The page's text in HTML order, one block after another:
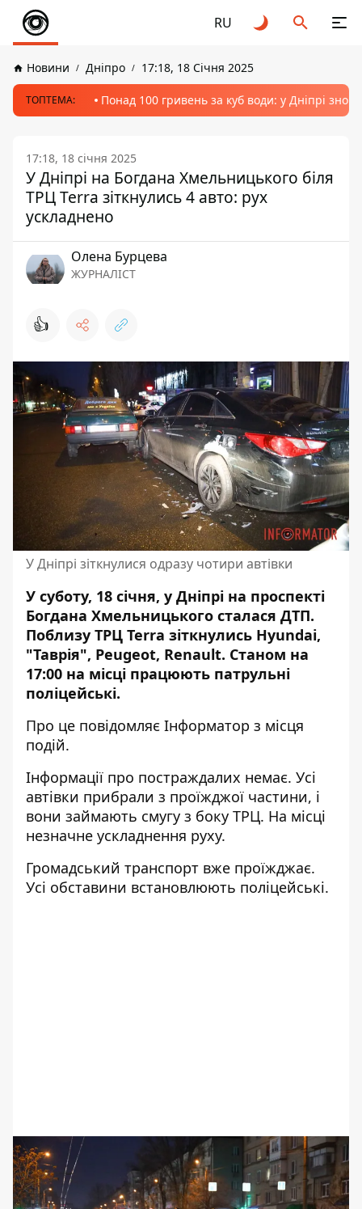
RU
Новини Дніпро 17:18, 18 Січня 2025
ТОПТЕМА: Понад 100 гривень за куб води: у Дніпрі
17:18, 18 січня 2025
У Дніпрі на Богдана Хмельницького біля
ТРЦ Terra зіткнулись 4 авто: рух
ускладнено
Олена Бурцева
ЖУРНАЛІСТ
👍
У Дніпрі зіткнулися одразу чотири автівки
У суботу, 18 січня, у Дніпрі на проспекті
Богдана Хмельницького сталася ДТП.
Поблизу ТРЦ Terra зіткнулись Hyundai,
"Таврія", Peugeot, Renault. Станом на
17:00 на місці працюють патрульні
поліцейські.
Про це повідомляє Інформатор з місця
подій.
Інформації про постраждалих немає. Усі
автівки прибрали з проїжджої частини, і
вони займають смугу з боку ТРЦ. На місці
незначне ускладнення руху.
Громадський транспорт вже проїжджає.
Усі обставини встановлюють поліцейські.